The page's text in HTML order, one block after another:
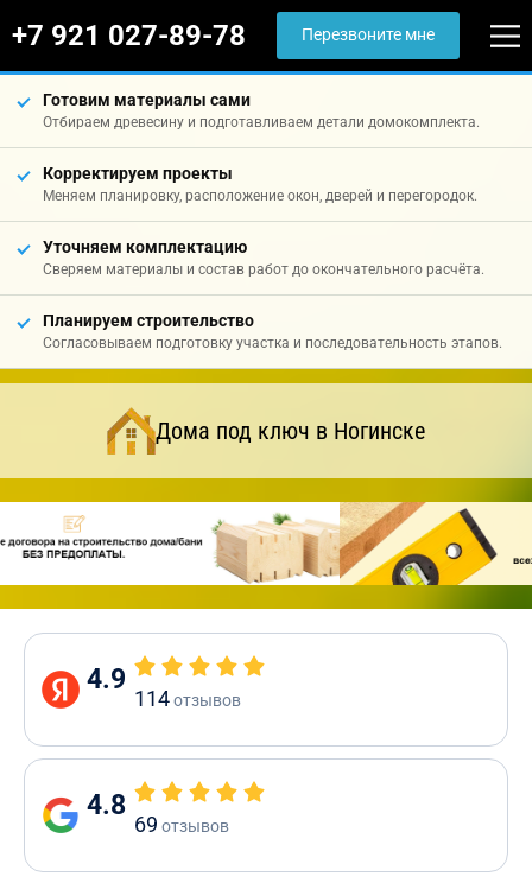
+7 921 027-89-78 Перезвоните мне
Готовим материалы сами
Отбираем древесину и подготавливаем детали домокомплекта.
Корректируем проекты
Меняем планировку, расположение окон, дверей и перегородок.
Уточняем комплектацию
Сверяем материалы и состав работ до окончательного расчёта.
Планируем строительство
Согласовываем подготовку участка и последовательность этапов.
Дома под ключ в Ногинске
4.9
114отзывов
4.8
69 отзывов